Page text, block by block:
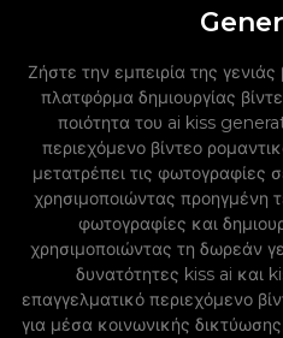
Ζήστε την εμπειρία της
πλατφόρμα δημιουργίας
ποιότητα του ai kiss
περιεχόμενο βίντεο
μετατρέπει τις φωτογραφίες
χρησιμοποιώντας προηγμένη
φωτογραφίες και
χρησιμοποιώντας τη δωρεάν
δυνατότητες kiss ai και
επαγγελματικό περιεχόμενο
για μέσα κοινωνικής